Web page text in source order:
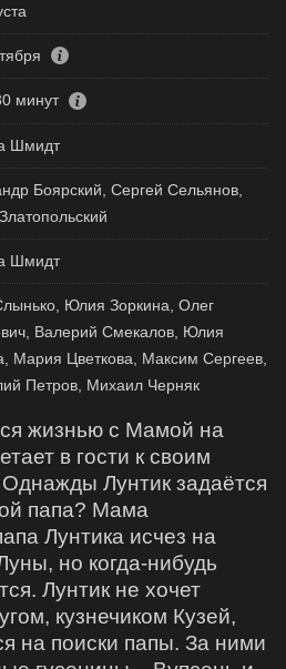
минут
Шмидт
Боярский, Сергей Сельянов,
Шмидт
Юлия Зоркина, Олег
Валерий Смекалов, Юлия
Мария Цветкова, Максим Сергеев,
Петров, Михаил Черняк
жизнью с Мамой на
в гости к своим
Лунтик задаётся
папа? Мама
Лунтика исчез на
но когда-нибудь
Лунтик не хочет
кузнечиком Кузей,
на поиски папы. За ними